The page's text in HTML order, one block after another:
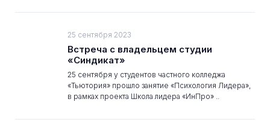
25 сентября 2023
Встреча с владельцем студии
«Синдикат»
25 сентября у студентов частного колледжа
«Тьютория» прошло занятие «Психология Лидера»,
в рамках проекта Школа лидера «ИнПро» ..